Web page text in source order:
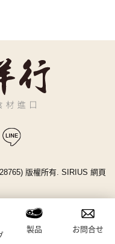
製品 お問合せ
版權所有. SIRIUS 網頁